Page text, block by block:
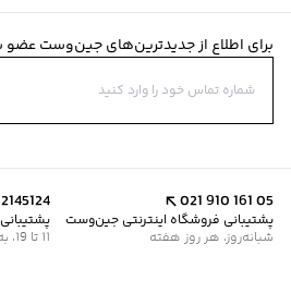
برای اطلاع از جدیدترین‌های جین‌وست
021 910 161 05
پشتیبانی فروشگاه اینترنتی جین‌وست
شبانه‌روز، هر روز هفته
11 تا 19، به جز روزهای تعطیل